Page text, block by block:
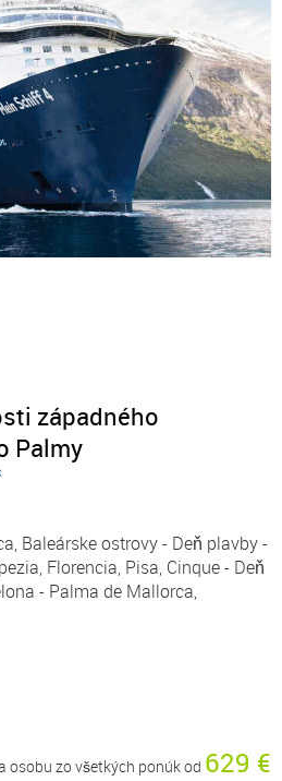
západného
Palmy
Baleárske ostrovy - Deň plavby -
Florencia, Pisa, Cinque - Deň
- Palma de Mallorca,
osobu zo všetkých ponúk od 629 €